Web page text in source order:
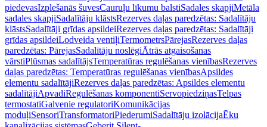
piedevasIzplešanās šuvesCauruļu līkumu balstiSadales skapjiMetāla
sadales skapjiSadalītāju klāstsRezerves daļas paredzētas: Sadalītāju
klāstsSadalītāji grīdas apsildeiRezerves daļas paredzētas: Sadalītāji
grīdas apsildeiLodveida ventiļiTermometrsPārejasRezerves daļas
paredzētas: PārejasSadalītāju noslēgiĀtrās atgaisošanas
vārstiPlūsmas sadalītājsTemperatūras regulēšanas vienībasRezerves
daļas paredzētas: Temperatūras regulēšanas vienībasApsildes
elementu sadalītājiRezerves daļas paredzētas: Apsildes elementu
sadalītājiApvadiRegulēšanas komponentiServopiedziņasTelpas
termostatiGalvenie regulatoriKomunikācijas
moduļiSensoriTransformatoriPiederumiSadalītāju izolācijaĒku